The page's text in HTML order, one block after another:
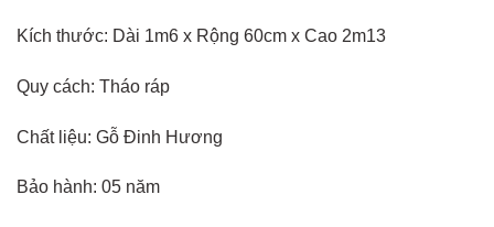
Kích thước: Dài 1m6 x Rộng 60cm x Cao 2m13
Quy cách: Tháo ráp
Chất liệu: Gỗ Đinh Hương
Bảo hành: 05 năm